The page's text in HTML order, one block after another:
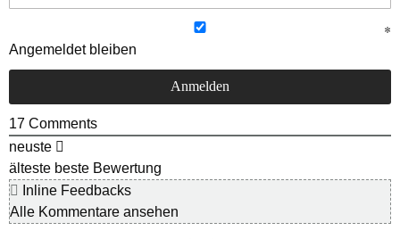
Angemeldet bleiben
17 Comments
neuste
älteste beste Bewertung
Inline Feedbacks
Alle Kommentare ansehen